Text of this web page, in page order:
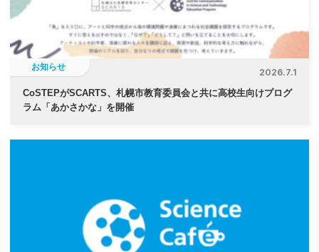
ン
お知らせ
2026.7.1
CoSTEPがSCARTS、札幌市教育委員会と共に高校生向けプログ
ラム「あかさかな」を開催